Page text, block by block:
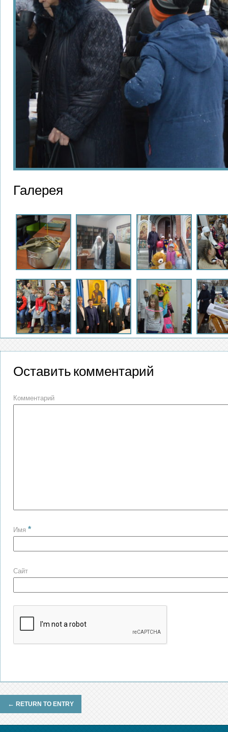
Галерея
Оставить комментарий
Комментарий
Имя *
Сайт
← RETURN TO ENTRY